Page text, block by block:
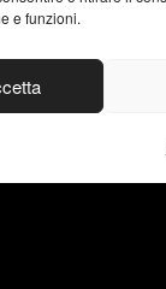
e funzioni.